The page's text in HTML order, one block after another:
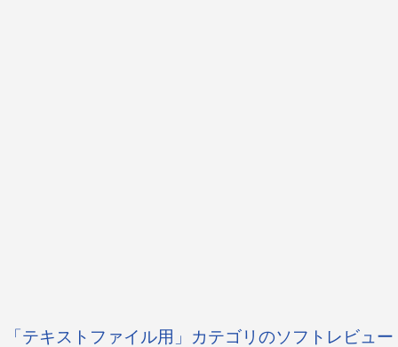
「テキストファイル用」カテゴリのソフトレビュー